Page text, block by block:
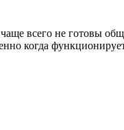
всего не готовы
когда